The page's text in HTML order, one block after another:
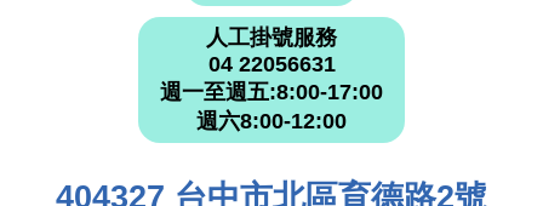
人工掛號服務
04 22056631
週一至週五:8:00-17:00
週六8:00-12:00
404327 台中市北區育德路2號